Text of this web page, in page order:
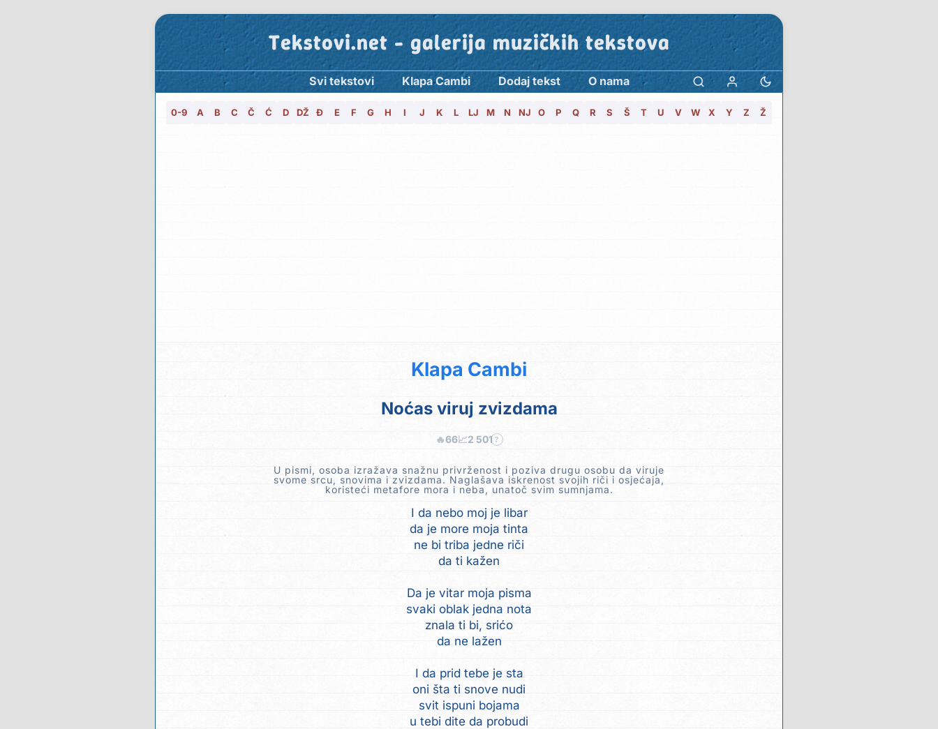
Tekstovi.net - galerija muzičkih tekstova
Svi tekstovi Klapa Cambi Dodaj tekst O nama
0-9 A B C Č Ć D DŽ Đ E F G H I J K L LJ M N NJ O P Q R S Š T U V W X Y Z Ž
Klapa Cambi
Noćas viruj zvizdama
🔥66📈2 501 ?
U pismi, osoba izražava snažnu privrženost i poziva drugu osobu da viruje
svome srcu, snovima i zvizdama. Naglašava iskrenost svojih riči i osjećaja,
koristeći metafore mora i neba, unatoč svim sumnjama.
I da nebo moj je libar
da je more moja tinta
ne bi triba jedne riči
da ti kažen
Da je vitar moja pisma
svaki oblak jedna nota
znala ti bi, srićo
da ne lažen
I da prid tebe je sta
oni šta ti snove nudi
svit ispuni bojama
u tebi dite da probudi